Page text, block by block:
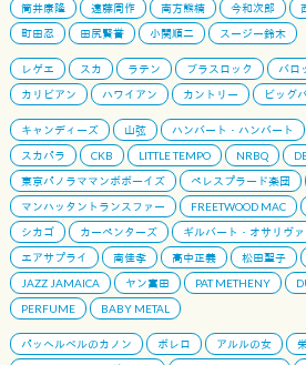
筒井康隆 遠藤周作 南方熊楠 今和次郎
町田忍
田尻賢誉 小関順二 スージー鈴木
レゲエ スカ ラテン ブラスロック バロ
カリビアン
ハワイアン カントリー ビッグ
キャンディーズ 山弦 ハンバート・ハンバート
スカパラ
CKB LITTLE TEMPO NRBQ
東京パノラママンボボーイズ
ペレスプラード楽団
マンハッタントランスファー
FREETWOOD MAC
シカゴ
カーペンターズ ギルバート・オサリヴァ
エアサプライ
南佳孝 高中正義 松田聖子
JAZZ JAMAICA
ヤン富田 PAT METHENY
PERFUME
BABY METAL
パッヘルベルのカノン ボレロ アルルの女